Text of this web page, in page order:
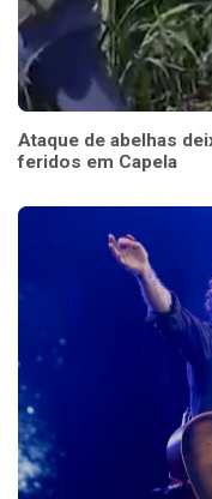
Ataque de abelhas
feridos em Capela